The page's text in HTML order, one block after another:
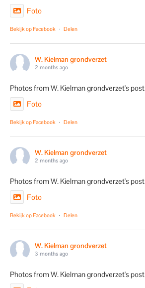
Foto
Bekijk op Facebook · Delen
W. Kielman grondverzet
2 months ago
Photos from W. Kielman grondverzet's post
Foto
Bekijk op Facebook · Delen
W. Kielman grondverzet
2 months ago
Photos from W. Kielman grondverzet's post
Foto
Bekijk op Facebook · Delen
W. Kielman grondverzet
3 months ago
Photos from W. Kielman grondverzet's post